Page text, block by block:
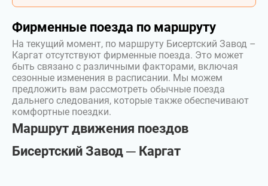
Фирменные поезда по маршруту
На текущий момент, по маршруту Бисертский Завод –
Каргат отсутствуют фирменные поезда. Это может
быть связано с различными факторами, включая
сезонные изменения в расписании. Мы можем
предложить вам рассмотреть обычные поезда
дальнего следования, которые также обеспечивают
комфортные поездки.
Маршрут движения поездов
Бисертский Завод ─ Каргат